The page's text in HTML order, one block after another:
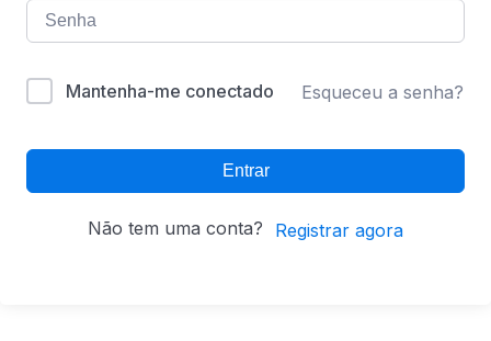
Mantenha-me conectado Esqueceu a senha?
Entrar
Não tem uma conta? Registrar agora